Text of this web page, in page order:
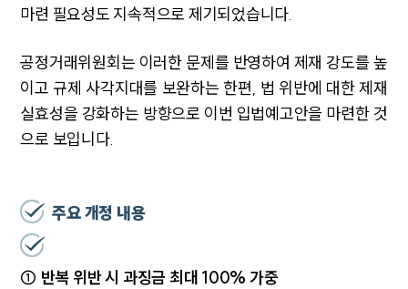
마련 필요성도 지속적으로 제기되었습니다.
공정거래위원회는 이러한 문제를 반영하여 제재 강도를 높
이고 규제 사각지대를 보완하는 한편, 법 위반에 대한 제재
실효성을 강화하는 방향으로 이번 입법예고안을 마련한 것
으로 보입니다.
주요 개정 내용
① 반복 위반 시 과징금 최대 100% 가중